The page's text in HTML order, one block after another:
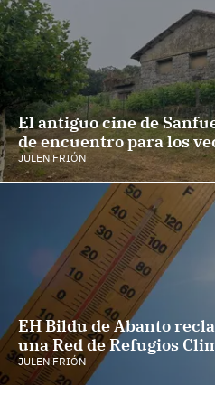
El antiguo cine de
de encuentro para los
JULEN FRIÓN
EH Bildu de Abanto
una Red de Refugios
JULEN FRIÓN